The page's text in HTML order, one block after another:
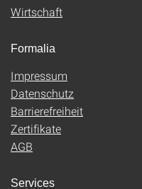
Wirtschaft
Formalia
Impressum
Datenschutz
Barrierefreiheit
Zertifikate
AGB
Services